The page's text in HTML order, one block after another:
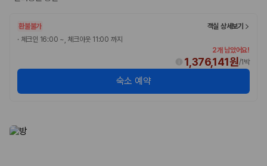
환불불가
객실 상세보기
· 체크인 16:00 ~, 체크아웃 11:00 까지
2개 남았어요!
1,376,141원/1박
숙소 예약